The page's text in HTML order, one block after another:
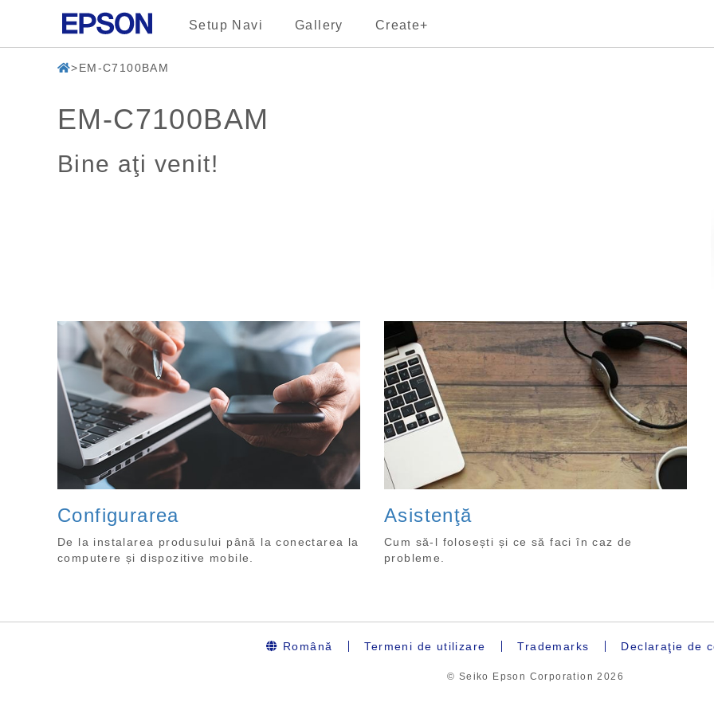
Setup Navi Gallery Create+
EM-C7100BAM
EM-C7100BAM
Bine aţi venit!
Configurarea
De la instalarea produsului până la conectarea la
computere și dispozitive mobile.
Asistenţă
Cum să-l folosești și ce să faci în caz de
probleme.
Română Termeni de utilizare Trademarks Declaraţie de
© Seiko Epson Corporation2026